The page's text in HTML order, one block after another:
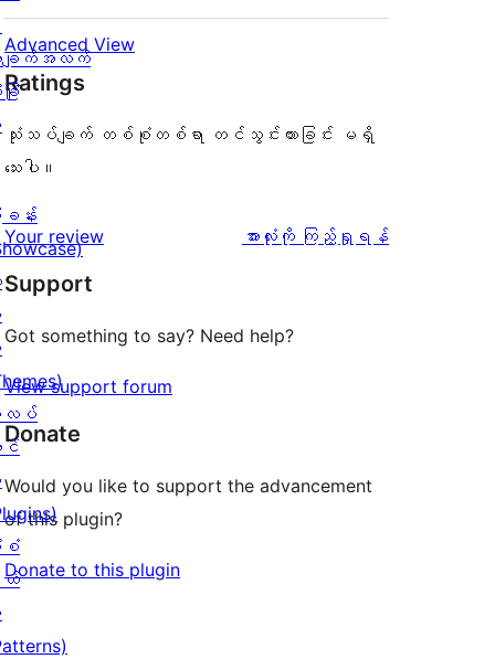
Advanced View
Ratings
သုံးသပ်ချက် တစ်စုံတစ်ရာ တင်သွင်းထားခြင်း မရှိ
သေးပါ။
Your review
သုံးသပ်
အားလုံးကို ကြည့်ရှုရန်
Support
Got something to say? Need help?
View support forum
Donate
Would you like to support the advancement
of this plugin?
Donate to this plugin
ချက်အလက်
ြုံ
ခန်း
လပ်
င်
စံ
ယ်